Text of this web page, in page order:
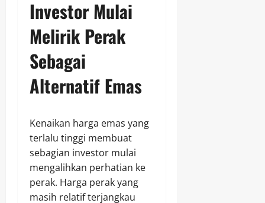
Investor Mulai
Melirik Perak
Sebagai
Alternatif Emas
Kenaikan harga emas yang
terlalu tinggi membuat
sebagian investor mulai
mengalihkan perhatian ke
perak. Harga perak yang
masih relatif terjangkau